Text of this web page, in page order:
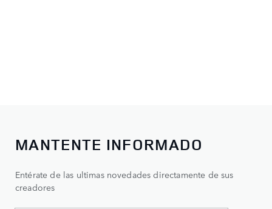
MANTENTE INFORMADO
Entérate de las ultimas novedades directamente de sus
creadores